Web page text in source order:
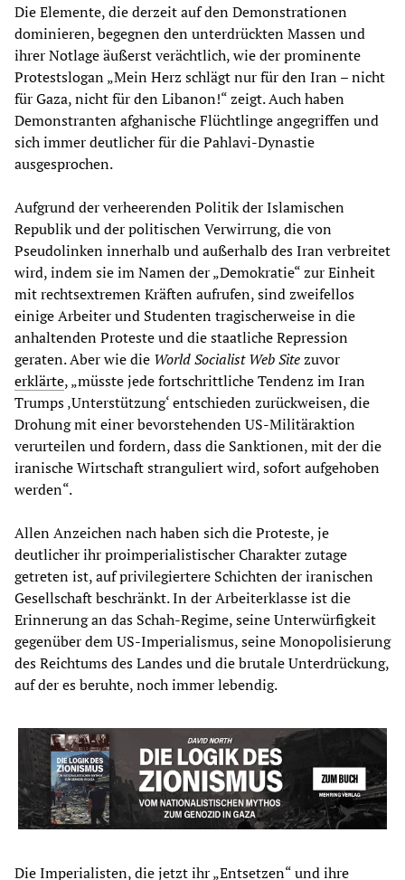
Die Elemente, die derzeit auf den Demonstrationen
dominieren, begegnen den unterdrückten Massen und
ihrer Notlage äußerst verächtlich, wie der prominente
Protestslogan „Mein Herz schlägt nur für den Iran – nicht
für Gaza, nicht für den Libanon!“ zeigt. Auch haben
Demonstranten afghanische Flüchtlinge angegriffen und
sich immer deutlicher für die Pahlavi-Dynastie
ausgesprochen.
Aufgrund der verheerenden Politik der Islamischen
Republik und der politischen Verwirrung, die von
Pseudolinken innerhalb und außerhalb des Iran verbreitet
wird, indem sie im Namen der „Demokratie“ zur Einheit
mit rechtsextremen Kräften aufrufen, sind zweifellos
einige Arbeiter und Studenten tragischerweise in die
anhaltenden Proteste und die staatliche Repression
geraten. Aber wie die World Socialist Web Sitezuvor
erklärte, „müsste jede fortschrittliche Tendenz im Iran
Trumps ‚Unterstützung‘ entschieden zurückweisen, die
Drohung mit einer bevorstehenden US-Militäraktion
verurteilen und fordern, dass die Sanktionen, mit der die
iranische Wirtschaft stranguliert wird, sofort aufgehoben
werden“.
Allen Anzeichen nach haben sich die Proteste, je
deutlicher ihr proimperialistischer Charakter zutage
getreten ist, auf privilegiertere Schichten der iranischen
Gesellschaft beschränkt. In der Arbeiterklasse ist die
Erinnerung an das Schah-Regime, seine Unterwürfigkeit
gegenüber dem US-Imperialismus, seine Monopolisierung
des Reichtums des Landes und die brutale Unterdrückung,
auf der es beruhte, noch immer lebendig.
Die Imperialisten, die jetzt ihr „Entsetzen“ und ihre